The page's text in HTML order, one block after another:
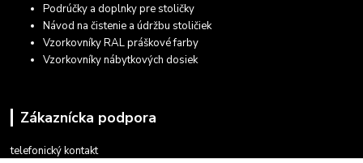
Podrúčky a doplnky pre stoličky
Návod na čistenie a údržbu stoličiek
Vzorkovníky RAL práškové farby
Vzorkovníky nábytkových dosiek
Zákaznícka podpora
telefonický kontakt